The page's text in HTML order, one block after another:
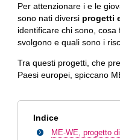
Per attenzionare i e le
sono nati diversi progetti
identificare chi sono,
svolgono e quali sono i
Tra questi progetti, che
Paesi europei, spiccano
Indice
ME-WE, progetto